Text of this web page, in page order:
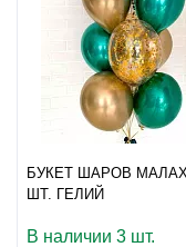
БУКЕТ ШАРОВ
ШТ. ГЕЛИЙ
В наличии 3 шт.